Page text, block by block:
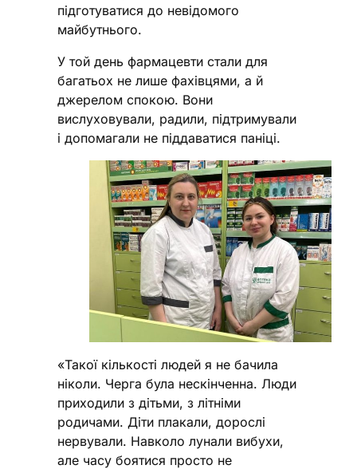
підготуватися до невідомого
майбутнього.
У той день фармацевти стали для
багатьох не лише фахівцями, а й
джерелом спокою. Вони
вислуховували, радили, підтримували
і допомагали не піддаватися паніці.
«Такої кількості людей я не бачила
ніколи. Черга була нескінченна. Люди
приходили з дітьми, з літніми
родичами. Діти плакали, дорослі
нервували. Навколо лунали вибухи,
але часу боятися просто не